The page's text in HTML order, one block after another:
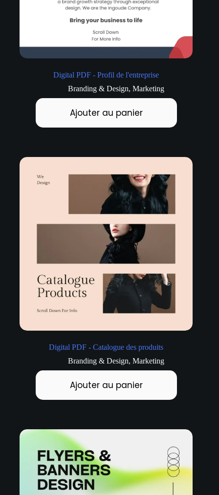
Digital PDF - Profil de l'entreprise
Branding & Design, Marketing
Ajouter au panier
Digital PDF - Catalogue des produits
Branding & Design, Marketing
Ajouter au panier